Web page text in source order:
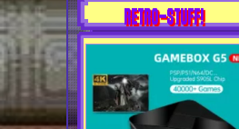
RETRO-STUFF!